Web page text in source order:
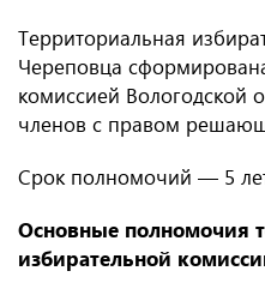
Территориальная
Череповца
комиссией Вологодской
членов с правом
Срок полномочий — 5
Основные полномочия
избирательной